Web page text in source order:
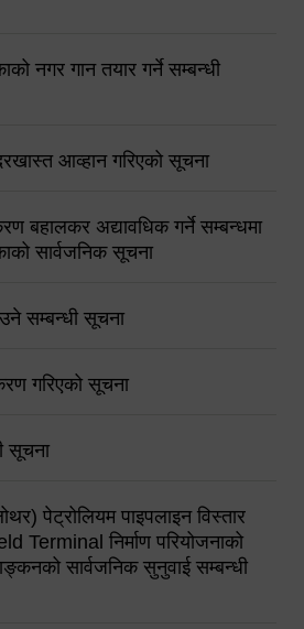
नगर गान तयार गर्ने सम्बन्धी
आव्हान गरिएको सूचना
बहालकर अद्यावधिक गर्ने सम्बन्धमा
सार्वजनिक सूचना
सम्बन्धी सूचना
गरिएको सूचना
सूचना
पेट्रोलियम पाइपलाइन विस्तार
Terminal निर्माण परियोजनाको
सार्वजनिक सुनुवाई सम्बन्धी